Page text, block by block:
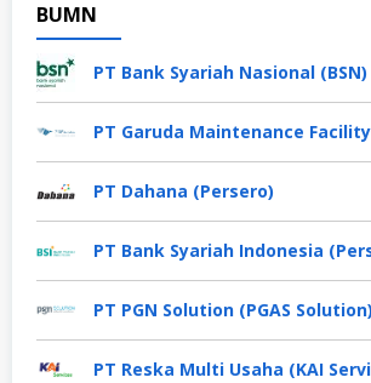
BUMN
PT Bank Syariah Nasional (BSN)
PT Garuda Maintenance
PT Dahana (Persero)
PT Bank Syariah Indonesia
PT PGN Solution (PGAS Solution)
PT Reska Multi Usaha (KAI